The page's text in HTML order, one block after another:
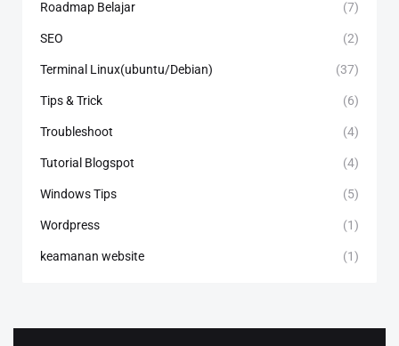
Roadmap Belajar (7)
SEO (2)
Terminal Linux(ubuntu/Debian) (37)
Tips & Trick (6)
Troubleshoot (4)
Tutorial Blogspot (4)
Windows Tips (5)
Wordpress (1)
keamanan website (1)